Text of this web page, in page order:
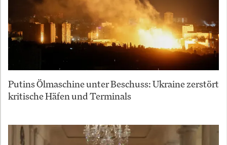
Putins Ölmaschine unter Beschuss: Ukraine zerstört
kritische Häfen und Terminals